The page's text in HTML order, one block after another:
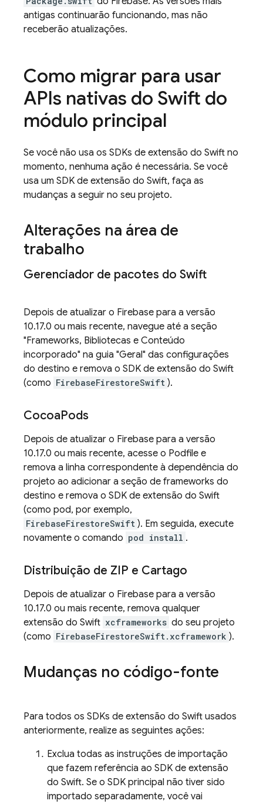
antigas continuarão funcionando, mas não
receberão atualizações.
Como migrar para usar
APIs nativas do Swift do
módulo principal
Se você não usa os SDKs de extensão do Swift no
momento, nenhuma ação é necessária. Se você
usa um SDK de extensão do Swift, faça as
mudanças a seguir no seu projeto.
Alterações na área de
trabalho
Gerenciador de pacotes do Swift
Depois de atualizar o Firebase para a versão
10.17.0 ou mais recente, navegue até a seção
"Frameworks, Bibliotecas e Conteúdo
incorporado" na guia "Geral" das configurações
do destino e remova o SDK de extensão do Swift
(como FirebaseFirestoreSwift ).
CocoaPods
Depois de atualizar o Firebase para a versão
10.17.0 ou mais recente, acesse o Podfile e
remova a linha correspondente à dependência do
projeto ao adicionar a seção de frameworks do
destino e remova o SDK de extensão do Swift
(como pod, por exemplo,
FirebaseFirestoreSwift ). Em seguida, execute
novamente o comando pod install .
Distribuição de ZIP e Cartago
Depois de atualizar o Firebase para a versão
10.17.0 ou mais recente, remova qualquer
extensão do Swift xcframeworks do seu projeto
(como FirebaseFirestoreSwift.xcframework ).
Mudanças no código-fonte
Para todos os SDKs de extensão do Swift usados
anteriormente, realize as seguintes ações:
Exclua todas as instruções de importação
que fazem referência ao SDK de extensão
do Swift. Se o SDK principal não tiver sido
importado separadamente, você vai